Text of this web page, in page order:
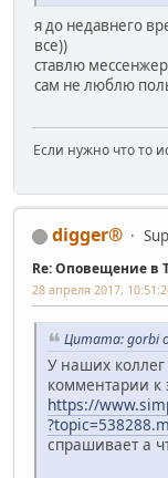
я до недавнего
все))
ставлю
сам не люблю
Если нужно что то
digger®
Re: Оповещение в
28 апреля 2017,
Цитата: gorbi
У наших
комментарии к
https://
спрашивает а